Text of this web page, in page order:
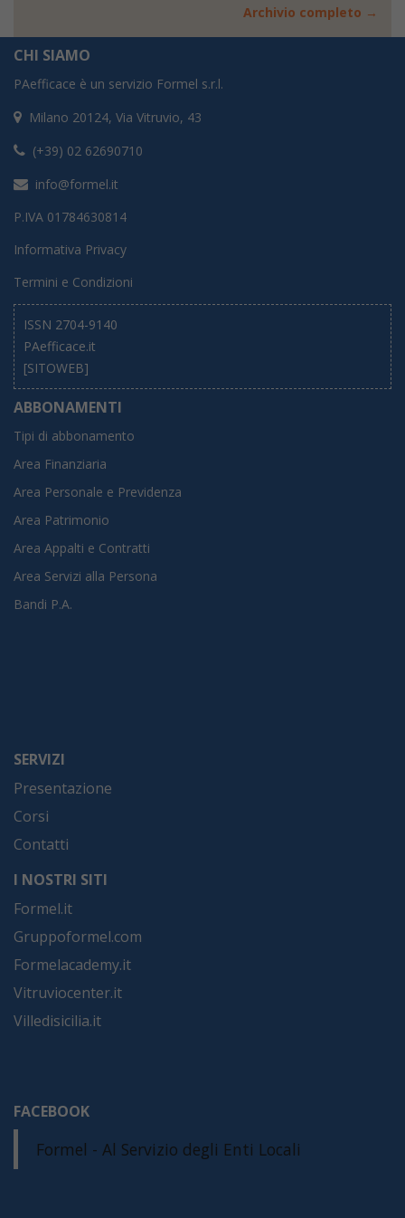
Archivio completo →
CHI SIAMO
PAefficace è un servizio Formel s.r.l.
Milano 20124, Via Vitruvio, 43
(+39) 02 62690710
info@formel.it
P.IVA 01784630814
Informativa Privacy
Termini e Condizioni
ISSN 2704-9140
PAefficace.it
[SITOWEB]
ABBONAMENTI
Tipi di abbonamento
Area Finanziaria
Area Personale e Previdenza
Area Patrimonio
Area Appalti e Contratti
Area Servizi alla Persona
Bandi P.A.
SERVIZI
Presentazione
Corsi
Contatti
I NOSTRI SITI
Formel.it
Gruppoformel.com
Formelacademy.it
Vitruviocenter.it
Villedisicilia.it
FACEBOOK
Formel - Al Servizio degli Enti Locali